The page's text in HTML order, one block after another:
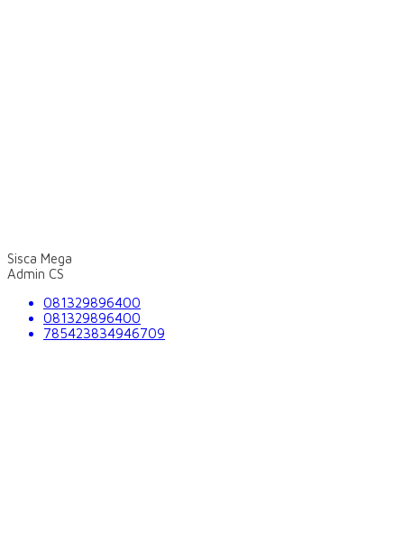
Sisca Mega
Admin CS
081329896400
081329896400
785423834946709